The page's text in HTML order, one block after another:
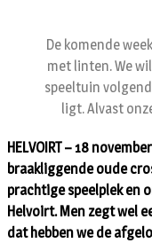
De komende
met linten. We
speeltuin
ligt. Alvast
HELVOIRT – 18
braakliggende oude
prachtige speelplek en
Helvoirt. Men zegt wel
dat hebben we de